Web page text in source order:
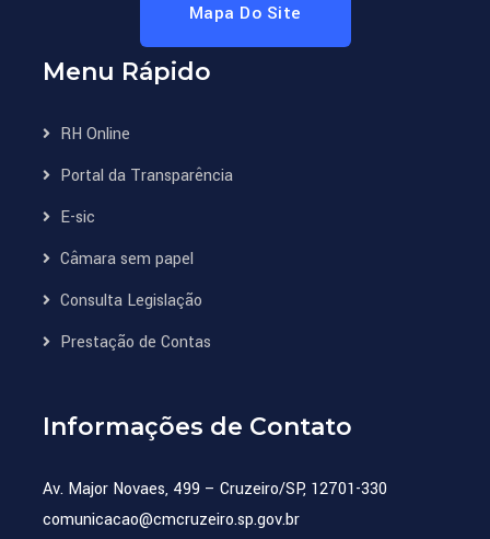
Mapa Do Site
Menu Rápido
RH Online
Portal da Transparência
E-sic
Câmara sem papel
Consulta Legislação
Prestação de Contas
Informações de Contato
Av. Major Novaes, 499 – Cruzeiro/SP, 12701-330
comunicacao@cmcruzeiro.sp.gov.br